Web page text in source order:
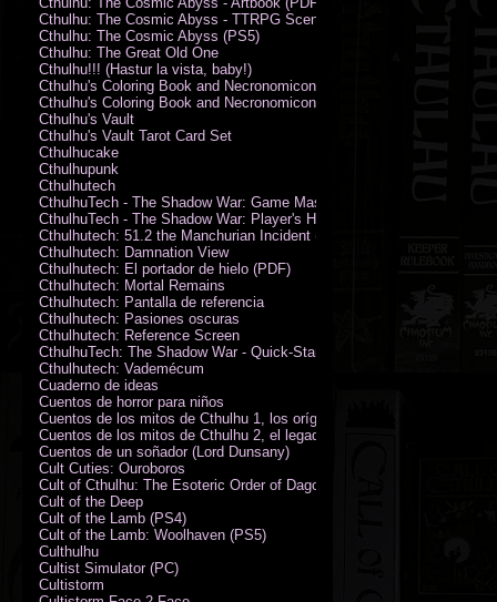
Cthulhu: The Cosmic Abyss - TTRPG Scenario - Arkham Horror (PDF)
Cthulhu: The Cosmic Abyss (PS5)
Cthulhu: The Great Old One
Cthulhu!!! (Hastur la vista, baby!)
Cthulhu's Coloring Book and Necronomicon of Sunny Day Doings
Cthulhu's Coloring Book and Necronomicon of Sunny Day Doings New
Cthulhu's Vault
Cthulhu's Vault Tarot Card Set
Cthulhucake
Cthulhupunk
Cthulhutech
CthulhuTech - The Shadow War: Game Master's Guide (PDF)
CthulhuTech - The Shadow War: Player's Handbook (PDF)
Cthulhutech: 51.2 the Manchurian Incident (PDF)
Cthulhutech: Damnation View
Cthulhutech: El portador de hielo (PDF)
Cthulhutech: Mortal Remains
Cthulhutech: Pantalla de referencia
Cthulhutech: Pasiones oscuras
Cthulhutech: Reference Screen
CthulhuTech: The Shadow War - Quick-Start Rules (PDF)
Cthulhutech: Vademécum
Cuaderno de ideas
Cuentos de horror para niños
Cuentos de los mitos de Cthulhu 1, los orígenes
Cuentos de los mitos de Cthulhu 2, el legado
Cuentos de un soñador (Lord Dunsany)
Cult Cuties: Ouroboros
Cult of Cthulhu: The Esoteric Order of Dagon Vol.1: Book One
Cult of the Deep
Cult of the Lamb (PS4)
Cult of the Lamb: Woolhaven (PS5)
Culthulhu
Cultist Simulator (PC)
Cultistorm